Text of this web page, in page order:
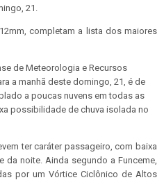
21.
completam a lista dos maiores
de Meteorologia e Recursos
a manhã deste domingo, 21, é de
a poucas nuvens em todas as
possibilidade de chuva isolada no
ter caráter passageiro, com baixa
noite. Ainda segundo a Funceme,
por um Vórtice Ciclônico de Altos